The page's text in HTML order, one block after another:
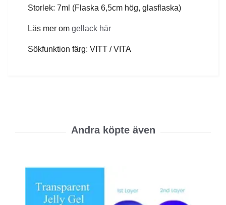
Storlek: 7ml (Flaska 6,5cm hög, glasflaska)
Läs mer om gellack här
Sökfunktion färg: VITT / VITA